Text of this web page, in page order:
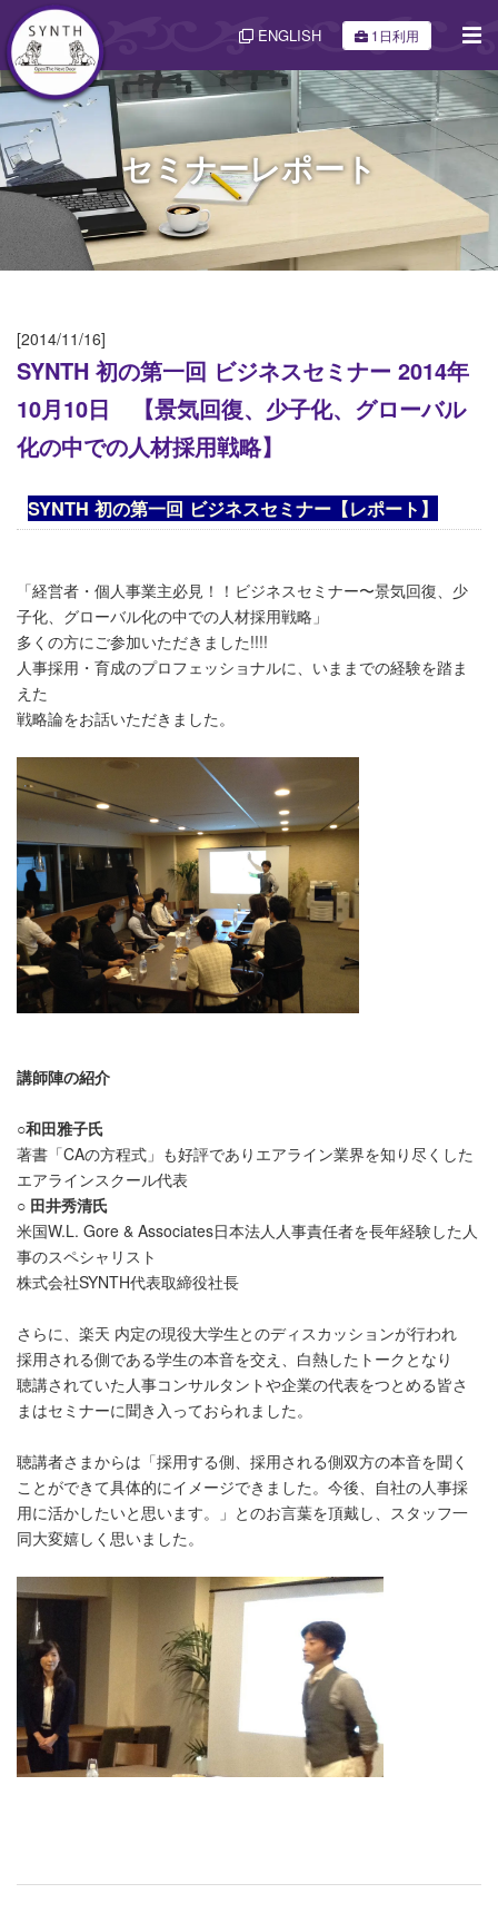
ENGLISH 1日利用
セミナーレポート
[2014/11/16]
SYNTH 初の第一回 ビジネスセミナー 2014年
10月10日 【景気回復、少子化、グローバル
化の中での人材採用戦略】
SYNTH 初の第一回 ビジネスセミナー【レポート】
「経営者・個人事業主必見！！ビジネスセミナー〜景気回復、少
子化、グローバル化の中での人材採用戦略」
多くの方にご参加いただきました!!!!
人事採用・育成のプロフェッショナルに、いままでの経験を踏ま
えた
戦略論をお話いただきました。
講師陣の紹介
○和田雅子氏
著書「CAの方程式」も好評でありエアライン業界を知り尽くした
エアラインスクール代表
○ 田井秀清氏
米国W.L. Gore & Associates日本法人人事責任者を長年経験した人
事のスペシャリスト
株式会社SYNTH代表取締役社長
さらに、楽天 内定の現役大学生とのディスカッションが行われ
採用される側である学生の本音を交え、白熱したトークとなり
聴講されていた人事コンサルタントや企業の代表をつとめる皆さ
まはセミナーに聞き入っておられました。
聴講者さまからは「採用する側、採用される側双方の本音を聞く
ことができて具体的にイメージできました。今後、自社の人事採
用に活かしたいと思います。」とのお言葉を頂戴し、スタッフ一
同大変嬉しく思いました。